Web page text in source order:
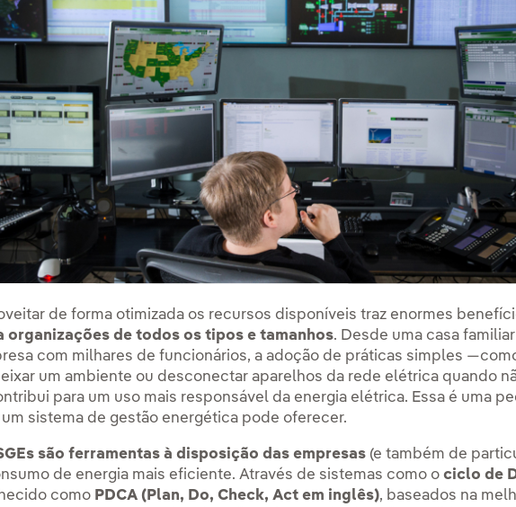
de Outras tecnologias
de Produtos e Serviços
de Onde estamos
de forma otimizada os recursos disponíveis traz enormes
organizações de todos os tipos e tamanhos. Desde uma casa
com milhares de funcionários, a adoção de práticas simples
um ambiente ou desconectar aparelhos da rede elétrica quando
para um uso mais responsável da energia elétrica. Essa é uma
sistema de gestão energética pode oferecer.
são ferramentas à disposição das empresas (e também de
de energia mais eficiente. Através de sistemas como ociclo de
como PDCA (Plan, Do, Check, Act em inglês), baseados na